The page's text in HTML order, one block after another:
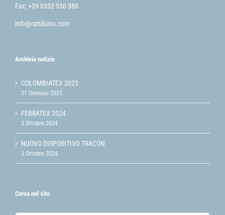
Fax: +39 0332 530 988
info@rattiluino.com
Archivio notizie
COLOMBIATEX 2025
31 Gennaio 2025
FEBRATEX 2024
3 Ottobre 2024
NUOVO DISPOSITIVO TRACON
3 Ottobre 2024
Cerca nel sito